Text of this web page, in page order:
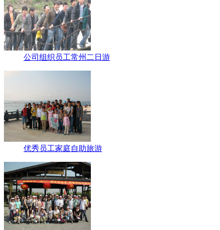
公司组织员工常州二日游
优秀员工家庭自助旅游